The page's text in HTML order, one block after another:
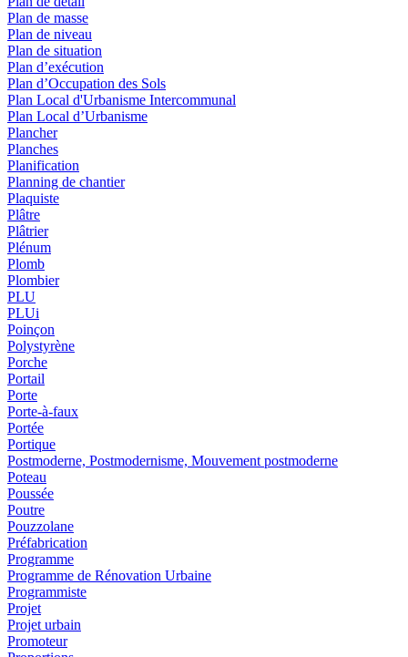
Plan de masse
Plan de niveau
Plan de situation
Plan d’exécution
Plan d’Occupation des Sols
Plan Local d'Urbanisme Intercommunal
Plan Local d’Urbanisme
Plancher
Planches
Planification
Planning de chantier
Plaquiste
Plâtre
Plâtrier
Plénum
Plomb
Plombier
PLU
PLUi
Poinçon
Polystyrène
Porche
Portail
Porte
Porte-à-faux
Portée
Portique
Postmoderne, Postmodernisme, Mouvement postmoderne
Poteau
Poussée
Poutre
Pouzzolane
Préfabrication
Programme
Programme de Rénovation Urbaine
Programmiste
Projet
Projet urbain
Promoteur